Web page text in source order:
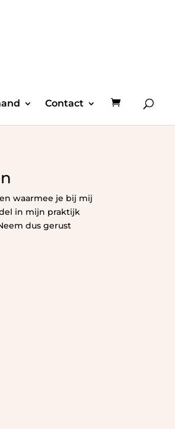
Contact
waarmee je bij mij
in mijn praktijk
dus gerust